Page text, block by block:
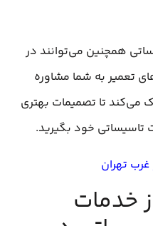
همچنین می‌توانند در
تعمیر به شما مشاوره
می‌کند تا تصمیمات بهتری
تاسیساتی خود بگیرید.
غرب تهران
خدمات